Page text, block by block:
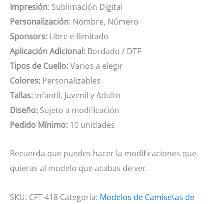
Impresión: Sublimación Digital
Personalización: Nombre, Número
Sponsors: Libre e Ilimitado
Aplicación Adicional: Bordado / DTF
Tipos de Cuello:Varios a elegir
Colores: Personalizables
Tallas: Infantil, Juvenil y Adulto
Diseño: Sujeto a modificación
Pedido Mínimo: 10 unidades
Recuerda que puedes hacer la modificaciones que
quieras al modelo que acabas de ver.
SKU: CFT-418 Categoría: Modelos de Camisetas de